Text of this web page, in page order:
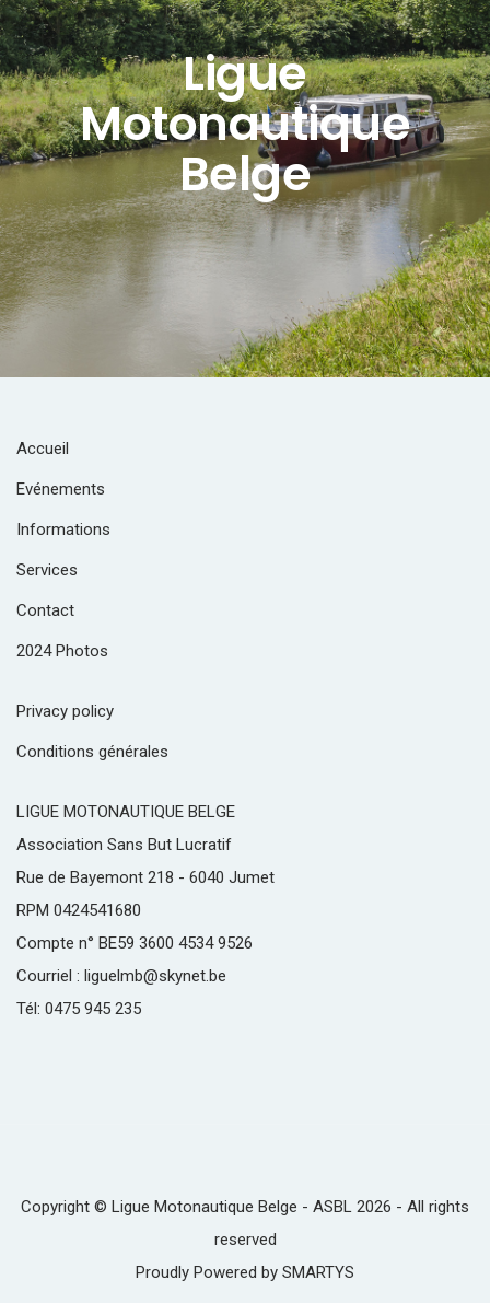
Ligue
Motonautique
Belge
Accueil
Evénements
Informations
Services
Contact
2024 Photos
Privacy policy
Conditions générales
LIGUE MOTONAUTIQUE BELGE
Association Sans But Lucratif
Rue de Bayemont 218 - 6040 Jumet
RPM 0424541680
Compte n° BE59 3600 4534 9526
Courriel : liguelmb@skynet.be
Tél: 0475 945 235
Copyright © Ligue Motonautique Belge - ASBL 2026 - All rights
reserved
Proudly Powered by SMARTYS